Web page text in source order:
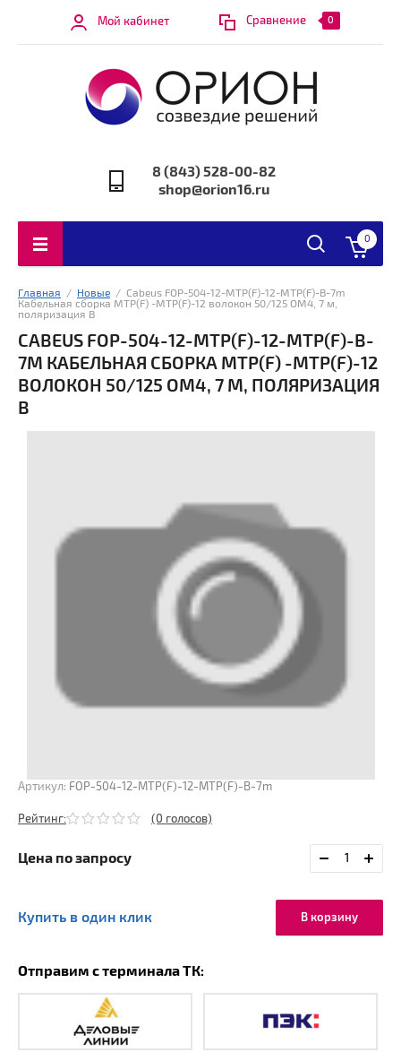
Мой кабинет Сравнение 0
8 (843) 528-00-82
shop@orion16.ru
0
Главная
  /
Новые
  /  Cabeus FOP-504-12-MTP(F)-12-MTP(F)-B-7m
Кабельная сборка MTP(F) -MTP(F)-12 волокон 50/125 OM4, 7 м,
поляризация В
CABEUS FOP-504-12-MTP(F)-12-MTP(F)-B-
7M КАБЕЛЬНАЯ СБОРКА MTP(F) -MTP(F)-12
ВОЛОКОН 50/125 OM4, 7 М, ПОЛЯРИЗАЦИЯ
В
Артикул: FOP-504-12-MTP(F)-12-MTP(F)-B-7m
Рейтинг: (0 голосов)
Цена по запросу
Купить в один клик В корзину
Отправим с терминала ТК: